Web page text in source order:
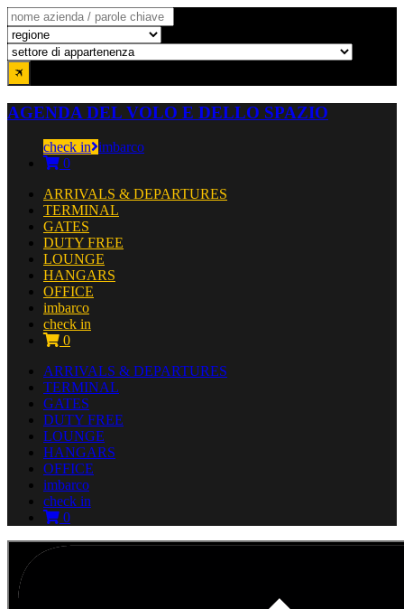
AGENDA DEL VOLO E DELLO SPAZIO
check in imbarco
0
ARRIVALS & DEPARTURES
TERMINAL
GATES
DUTY FREE
LOUNGE
HANGARS
OFFICE
imbarco
check in
0
ARRIVALS & DEPARTURES
TERMINAL
GATES
DUTY FREE
LOUNGE
HANGARS
OFFICE
imbarco
check in
0